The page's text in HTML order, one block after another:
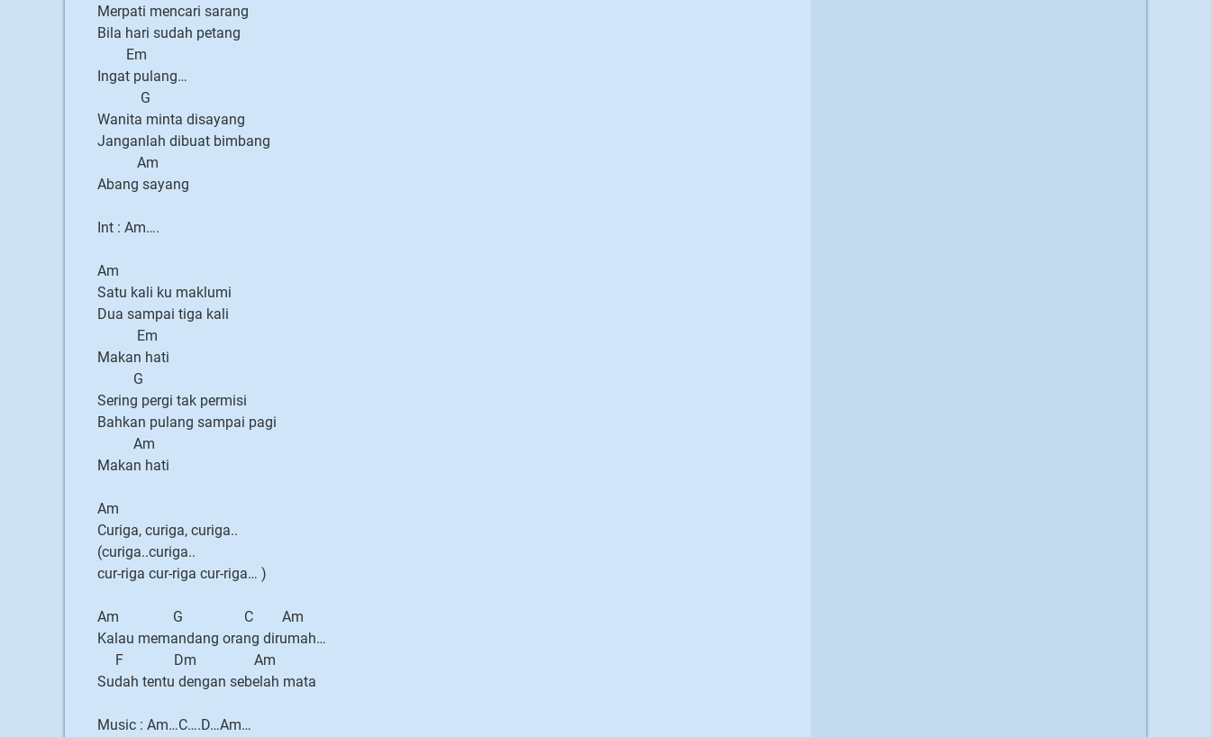
Merpati mencari sarang
Bila hari sudah petang
Em
Ingat pulang…
G
Wanita minta disayang
Janganlah dibuat bimbang
Am
Abang sayang
Int : Am….
Am
Satu kali ku maklumi
Dua sampai tiga kali
Em
Makan hati
G
Sering pergi tak permisi
Bahkan pulang sampai pagi
Am
Makan hati
Am
Curiga, curiga, curiga..
(curiga..curiga..
cur-riga cur-riga cur-riga… )
Am G C Am
Kalau memandang orang dirumah…
F Dm Am
Sudah tentu dengan sebelah mata
Music : Am…C….D…Am…